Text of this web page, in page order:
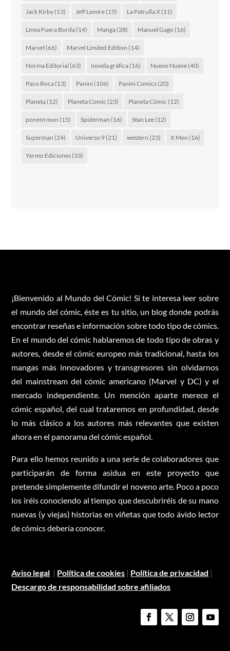
Jack Kirby(13) Jeff Lemire(15) La Patrulla X(11)
Línea Fuera Borda(14) Manga(28) Manuel Gago (16)
Marvel (66) Marvel Limited Edition (14)
Norma Editorial (63) novela gráfica(16) Nuevo Nueve(40)
Paco Roca(13) Panini(106) Panini Comics(20)
Planeta(12) Planeta Comic (23) Planeta Cómic (12)
ponent mon (15) Spiderman (16) Stan Lee(12)
Superman (24) Universo 9(21) western (23) X Men (16)
Yermo Ediciones(33)
¡Bienvenido al Mundo del Cómic! Si te interesa leer sobre
el mundo del cómic, éste es tu sitio, un blog donde podrás
encontrar reseñas e información sobre todo tipo de cómics.
En el mundo del cómic hablaremos de todo tipo de obras y
autores, desde el cómic europeo más tradicional, hasta los
mangas más innovadores y transgresores sin olvidarnos
del mainstream del cómic americano (Marvel y DC) y el
mercado independiente. Un mención aparte merece el
cómic español, del cual trataremos en profundidad, desde
lo más clásico a los autores más relevantes que existen
ahora en el panorama del cómic español.
Para ello hemos reunido a una serie de colaboradores que
participarán de forma asidua en este proyecto que
pretende simplemente difundir el noveno arte. Poco a poco
los iréis conociendo al tiempo que descubriréis de su mano
nuevas (y viejas) historias en viñetas que todo ávido lector
de cómics debería conocer.
Aviso legal | Política de cookies | Política de privacidad |
Descargo de responsabilidad sobre afiliados